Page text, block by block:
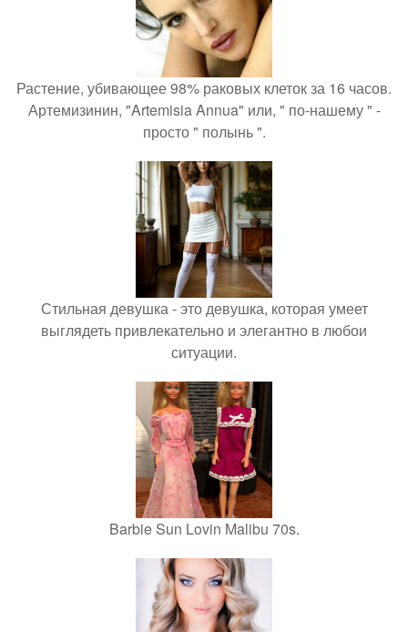
Растение, убивающее 98% раковых клеток за 16 часов.
Артемизинин, "Artemisia Annua" или, " по-нашему " -
просто " полынь ".
Стильная девушка - это девушка, которая умеет
выглядеть привлекательно и элегантно в любои
ситуации.
Barbie Sun Lovin Malibu 70s.